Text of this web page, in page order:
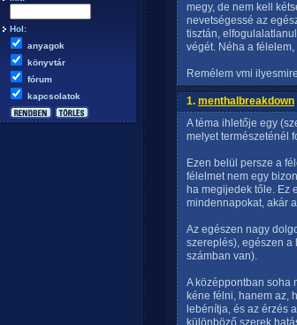
Hol:
anyagok
könyvtár
fórum
kapcsolatok
megy, de nem kell
nevetségessé az
tisztán,
végét. Néha a
Remélem vmi
1. menthalbreakdown
A téma ihletője egy
melyet természeténél
Ezen belül persze a
félelmet nem egy
ha megijedek tőle. Ez
mindennapokat, akár
Az egészen nagy
szereplés), egészen a
számban van).
A középpontban soha
kéne félni, hanem az,
lebénítja, és az érzés
különböző szerek